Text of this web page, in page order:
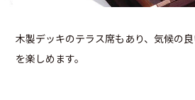
木製デッキのテラス席もあり、気候の
を楽しめます。